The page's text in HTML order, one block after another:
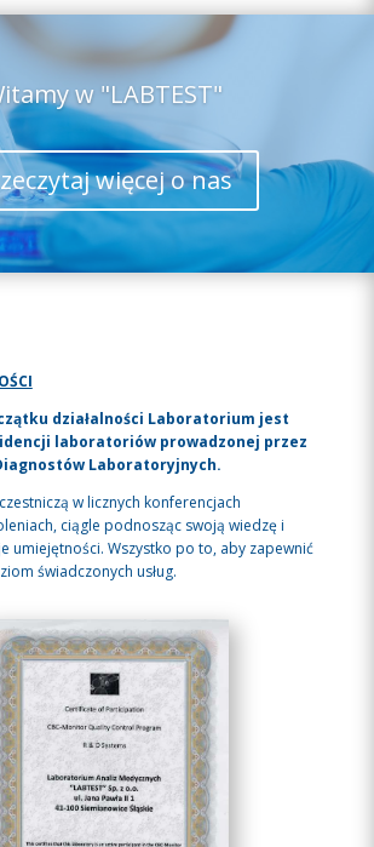
w "LABTEST"
więcej o nas
działalności Laboratorium jest
laboratoriów prowadzonej przez
Laboratoryjnych.
w licznych konferencjach
ciągle podnosząc swoją wiedzę i
umiejętności. Wszystko po to, aby zapewnić
świadczonych usług.